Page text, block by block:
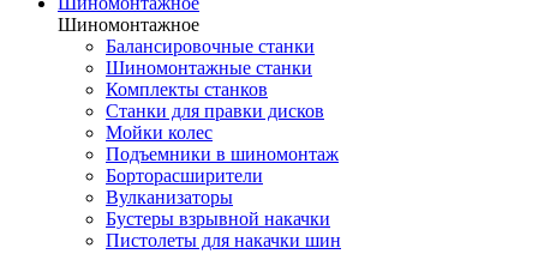
Шиномонтажное
Балансировочные станки
Шиномонтажные станки
Комплекты станков
Станки для правки дисков
Мойки колес
Подъемники в шиномонтаж
Борторасширители
Вулканизаторы
Бустеры взрывной накачки
Пистолеты для накачки шин